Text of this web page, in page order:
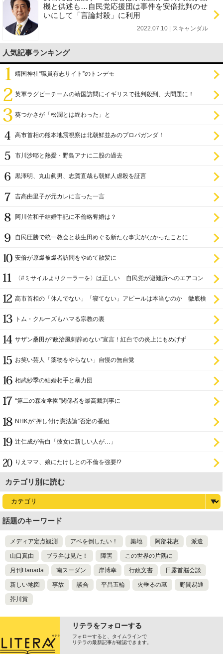
機と供述も…自民党応援団は事件を安倍批判のせ
いにして「言論封殺」に利用
2022.07.10 | スキャンダル
人気記事ランキング
靖国神社“職員有志サイト”のトンデモ
英軍ラグビーチームの靖国訪問にイギリスで批判殺到、大問題に！
葵つかさが「松潤とは終わった」と
高市首相の熊本地震視察は北朝鮮並みのプロパガンダ！
市川沙耶と熱愛・野島アナに二股の過去
黒澤明、丸山眞男、志賀直哉も朝鮮人虐殺を証言
吉高由里子が元カレに言った一言
阿川佐和子結婚手記に不倫略奪婚は？
自民圧勝で統一教会と萩生田めぐる新たな事実がなかったことに
安倍が原爆被爆者訪問をやめて散髪に
〈#ミサイルよりクーラーを〉は正しい 自民党が避難所へのエアコン
高市首相の「休んでない」「寝てない」アピールは本当なのか 徹底検
トム・クルーズもハマる宗教の裏
サザン桑田が“政治風刺辞めない”宣言！紅白での炎上にもめげず
お笑い芸人「薬物をやらない」自慢の無自覚
相武紗季の結婚相手と暴力団
“第二の森友学園”関係者を最高裁判事に
NHKが“押し付け憲法論”否定の番組
辻仁成が告白「彼女に新しい人が…」
りえママ、娘にたけしとの不倫を強要!?
カテゴリ別に読む
話題のキーワード
メディア定点観測 アベを倒したい！ 築地 阿部花恵 派遣
山口真由 ブラ弁は見た！ 障害 この世界の片隅に
月刊Hanada 南スーダン 岸博幸 行政文書 日露首脳会談
新しい地図 事故 談合 平昌五輪 火垂るの墓 野間易通
芥川賞
リテラをフォローする
フォローすると、タイムラインで
リテラの最新記事が確認できます。